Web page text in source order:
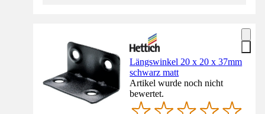
Längswinkel 20 x 20 x 37mm
schwarz matt
Artikel wurde noch nicht
bewertet.